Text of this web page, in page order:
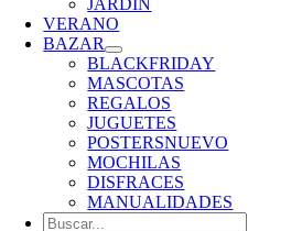
JARDÍN
VERANO
BAZAR
BLACKFRIDAY
MASCOTAS
REGALOS
JUGUETES
POSTERSNUEVO
MOCHILAS
DISFRACES
MANUALIDADES
Buscar: